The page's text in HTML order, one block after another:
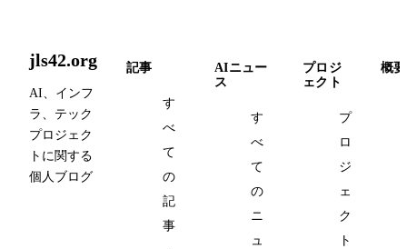
jls42.org
AI、インフ
ラ、テック
プロジェク
トに関する
個人ブログ
記事
す
べ
て
の
記
事
AIニュー
ス
す
べ
て
の
ニ
ュ
プロジ
ェクト
プ
ロ
ジ
ェ
ク
ト
概要